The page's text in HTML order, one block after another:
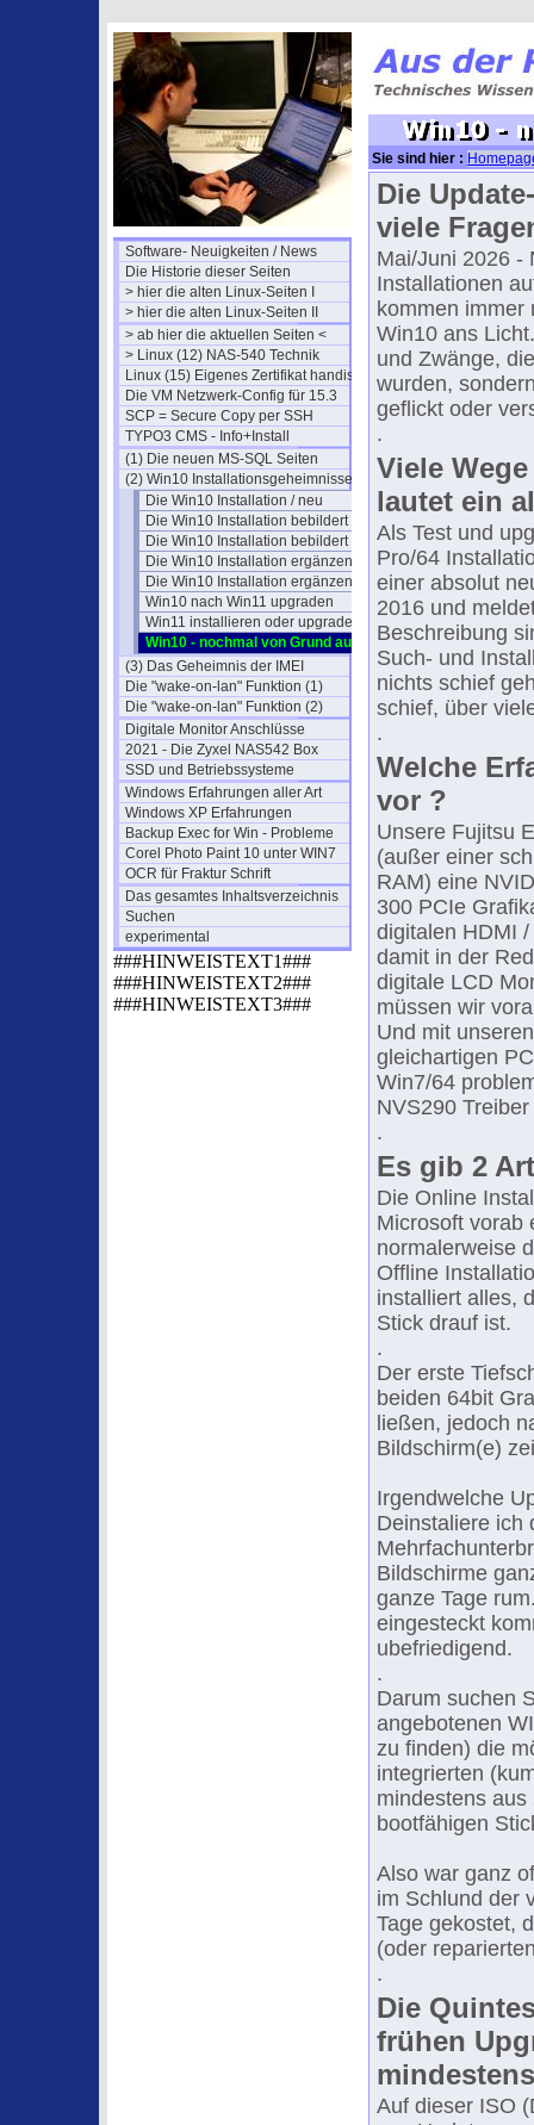
Software- Neuigkeiten / News
Die Historie dieser Seiten
> hier die alten Linux-Seiten I
> hier die alten Linux-Seiten II
> ab hier die aktuellen Seiten <
> Linux (12) NAS-540 Technik
Linux (15) Eigenes Zertifikat handisch
Die VM Netzwerk-Config für 15.3
SCP = Secure Copy per SSH
TYPO3 CMS - Info+Install
(1) Die neuen MS-SQL Seiten
(2) Win10 Installationsgeheimnisse
Die Win10 Installation / neu
Die Win10 Installation bebildert (2)
Die Win10 Installation bebildert (3)
Die Win10 Installation ergänzen (4)
Die Win10 Installation ergänzen (5)
Win10 nach Win11 upgraden
Win11 installieren oder upgraden
Win10 - nochmal von Grund auf
(3) Das Geheimnis der IMEI
Die "wake-on-lan" Funktion (1)
Die "wake-on-lan" Funktion (2)
Digitale Monitor Anschlüsse
2021 - Die Zyxel NAS542 Box
SSD und Betriebssysteme
Windows Erfahrungen aller Art
Windows XP Erfahrungen
Backup Exec for Win - Probleme
Corel Photo Paint 10 unter WIN7
OCR für Fraktur Schrift
Das gesamtes Inhaltsverzeichnis
Suchen
experimental
###HINWEISTEXT1###
###HINWEISTEXT2###
###HINWEISTEXT3###
Sie sind hier :
Die
viele
Mai/Juni 2026 -
Installationen
kommen immer
Win10 ans
und Zwänge,
wurden,
geflickt oder
.
Viele
lautet ein
Als Test und
Pro/64
einer absolut
2016 und
Beschreibung
Such- und
nichts schief
schief, über
.
Welche
vor ?
Unsere Fujitsu
(außer einer
RAM) eine
300 PCIe
digitalen HDMI
damit in der
digitale LCD
müssen wir
Und mit
gleichartigen
Win7/64
NVS290
.
Es gib 2
Die Online
Microsoft vorab
normalerweise
Offline
installiert alles,
Stick drauf ist.
.
Der erste
beiden 64bit
ließen, jedoch
Bildschirm(e)
Irgendwelche
Deinstaliere ich
Bildschirme
ganze Tage
eingesteckt
ubefriedigend.
.
Darum suchen
angebotenen
zu finden) die
integrierten
mindestens
bootfähigen
Also war ganz
im Schlund der
Tage gekostet,
(oder
.
Die
frühen
Auf dieser ISO